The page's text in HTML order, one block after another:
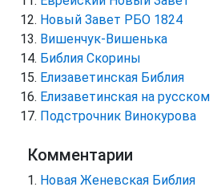
Новый Завет РБО 1824
Вишенчук-Вишенька
Библия Скорины
Елизаветинская Библия
Елизаветинская на русском
Подстрочник Винокурова
Комментарии
Новая Женевская Библия